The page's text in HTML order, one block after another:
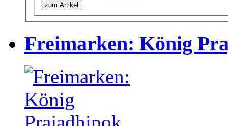
zum Artikel
Freimarken: König